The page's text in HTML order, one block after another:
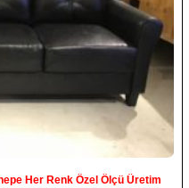
Her Renk Özel Ölçü Üretim